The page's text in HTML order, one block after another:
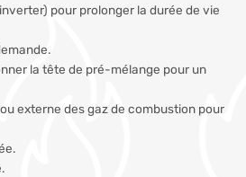
pour prolonger la durée de vie
la tête de pré-mélange pour un
externe des gaz de combustion pour